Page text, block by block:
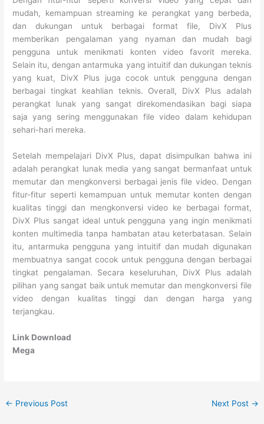
mudah, kemampuan streaming ke perangkat yang berbeda,
dan dukungan untuk berbagai format file, DivX Plus
memberikan pengalaman yang nyaman dan mudah bagi
pengguna untuk menikmati konten video favorit mereka.
Selain itu, dengan antarmuka yang intuitif dan dukungan teknis
yang kuat, DivX Plus juga cocok untuk pengguna dengan
berbagai tingkat keahlian teknis. Overall, DivX Plus adalah
perangkat lunak yang sangat direkomendasikan bagi siapa
saja yang sering menggunakan file video dalam kehidupan
sehari-hari mereka.
Setelah mempelajari DivX Plus, dapat disimpulkan bahwa ini
adalah perangkat lunak media yang sangat bermanfaat untuk
memutar dan mengkonversi berbagai jenis file video. Dengan
fitur-fitur seperti kemampuan untuk memutar konten dengan
kualitas tinggi dan mengkonversi video ke berbagai format,
DivX Plus sangat ideal untuk pengguna yang ingin menikmati
konten multimedia tanpa hambatan atau keterbatasan. Selain
itu, antarmuka pengguna yang intuitif dan mudah digunakan
membuatnya sangat cocok untuk pengguna dengan berbagai
tingkat pengalaman. Secara keseluruhan, DivX Plus adalah
pilihan yang sangat baik untuk memutar dan mengkonversi file
video dengan kualitas tinggi dan dengan harga yang
terjangkau.
Link Download
Mega
← Previous Post Next Post →